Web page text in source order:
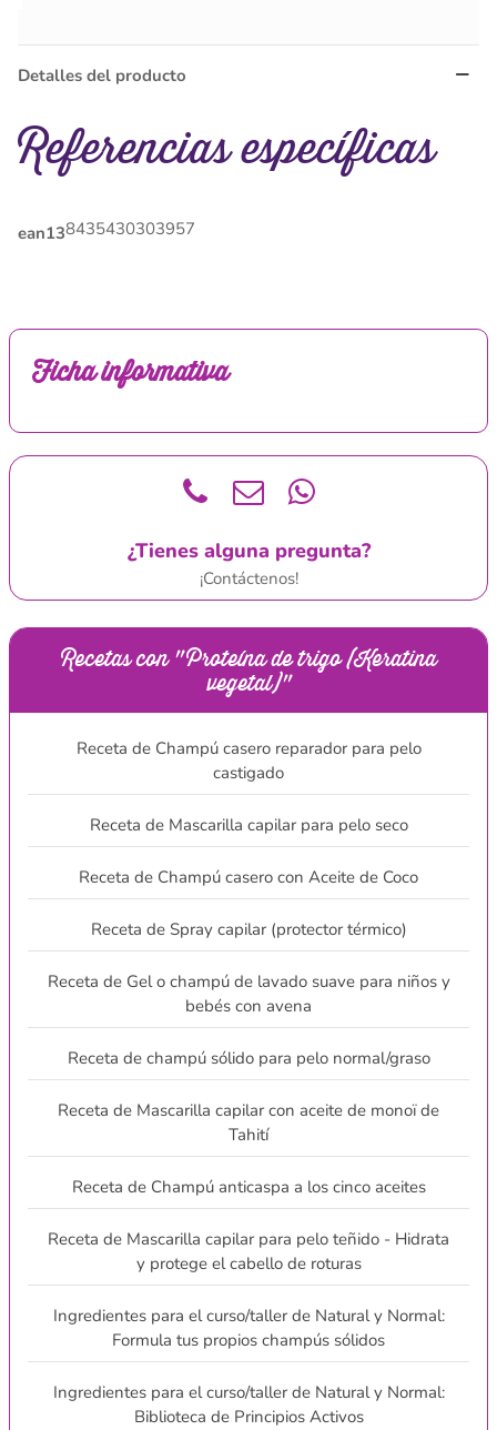
Detalles del producto
Referencias específicas
ean138435430303957
Ficha informativa
¿Tienes alguna pregunta?
¡Contáctenos!
Recetas con "Proteína de trigo (Keratina
vegetal)"
Receta de Champú casero reparador para pelo
castigado
Receta de Mascarilla capilar para pelo seco
Receta de Champú casero con Aceite de Coco
Receta de Spray capilar (protector térmico)
Receta de Gel o champú de lavado suave para niños y
bebés con avena
Receta de champú sólido para pelo normal/graso
Receta de Mascarilla capilar con aceite de monoï de
Tahití
Receta de Champú anticaspa a los cinco aceites
Receta de Mascarilla capilar para pelo teñido - Hidrata
y protege el cabello de roturas
Ingredientes para el curso/taller de Natural y Normal:
Formula tus propios champús sólidos
Ingredientes para el curso/taller de Natural y Normal:
Biblioteca de Principios Activos